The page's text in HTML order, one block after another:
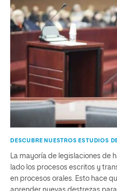
DESCUBRE NUESTROS ESTUDIOS
La mayoría de legislaciones de
lado los procesos escritos y
en procesos orales. Esto hace